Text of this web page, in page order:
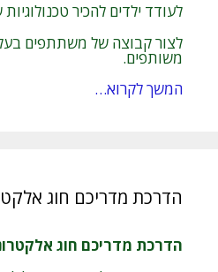
לעודד ילדים להכיר טכנולוגיות
לצור קבוצה של משתתפים
משותפים.
המשך לקרוא…
הדרכת מדריכם חוג
הדרכת מדריכם חוג